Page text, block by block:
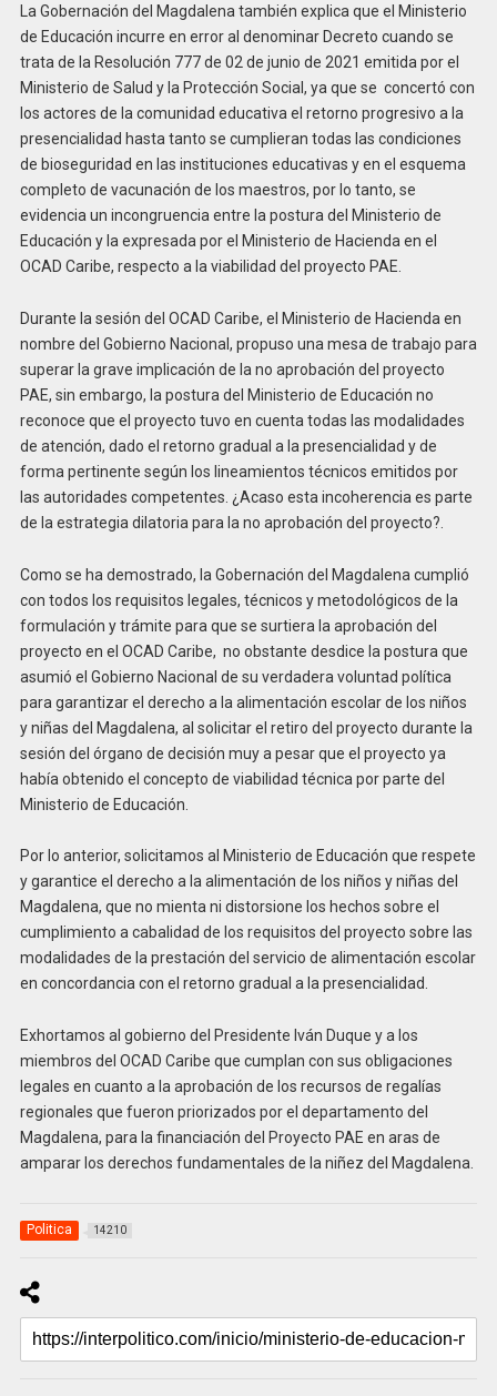
La Gobernación del Magdalena también explica que el Ministerio
de Educación incurre en error al denominar Decreto cuando se
trata de la Resolución 777 de 02 de junio de 2021 emitida por el
Ministerio de Salud y la Protección Social, ya que se concertó con
los actores de la comunidad educativa el retorno progresivo a la
presencialidad hasta tanto se cumplieran todas las condiciones
de bioseguridad en las instituciones educativas y en el esquema
completo de vacunación de los maestros, por lo tanto, se
evidencia un incongruencia entre la postura del Ministerio de
Educación y la expresada por el Ministerio de Hacienda en el
OCAD Caribe, respecto a la viabilidad del proyecto PAE.
Durante la sesión del OCAD Caribe, el Ministerio de Hacienda en
nombre del Gobierno Nacional, propuso una mesa de trabajo para
superar la grave implicación de la no aprobación del proyecto
PAE, sin embargo, la postura del Ministerio de Educación no
reconoce que el proyecto tuvo en cuenta todas las modalidades
de atención, dado el retorno gradual a la presencialidad y de
forma pertinente según los lineamientos técnicos emitidos por
las autoridades competentes. ¿Acaso esta incoherencia es parte
de la estrategia dilatoria para la no aprobación del proyecto?.
Como se ha demostrado, la Gobernación del Magdalena cumplió
con todos los requisitos legales, técnicos y metodológicos de la
formulación y trámite para que se surtiera la aprobación del
proyecto en el OCAD Caribe, no obstante desdice la postura que
asumió el Gobierno Nacional de su verdadera voluntad política
para garantizar el derecho a la alimentación escolar de los niños
y niñas del Magdalena, al solicitar el retiro del proyecto durante la
sesión del órgano de decisión muy a pesar que el proyecto ya
había obtenido el concepto de viabilidad técnica por parte del
Ministerio de Educación.
Por lo anterior, solicitamos al Ministerio de Educación que respete
y garantice el derecho a la alimentación de los niños y niñas del
Magdalena, que no mienta ni distorsione los hechos sobre el
cumplimiento a cabalidad de los requisitos del proyecto sobre las
modalidades de la prestación del servicio de alimentación escolar
en concordancia con el retorno gradual a la presencialidad.
Exhortamos al gobierno del Presidente Iván Duque y a los
miembros del OCAD Caribe que cumplan con sus obligaciones
legales en cuanto a la aprobación de los recursos de regalías
regionales que fueron priorizados por el departamento del
Magdalena, para la financiación del Proyecto PAE en aras de
amparar los derechos fundamentales de la niñez del Magdalena.
Politica 14210